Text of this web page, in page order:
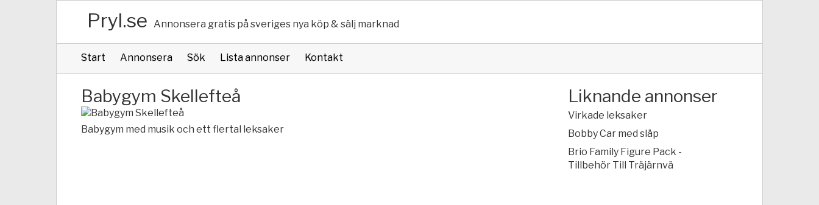
Pryl.se Annonsera gratis på sveriges nya köp & sälj marknad
Start Annonsera Sök Lista annonser Kontakt
Babygym Skellefteå
Babygym med musik och ett flertal leksaker
Liknande annonser
Virkade leksaker
Bobby Car med släp
Brio Family Figure Pack -
Tillbehör Till Träjärnvä